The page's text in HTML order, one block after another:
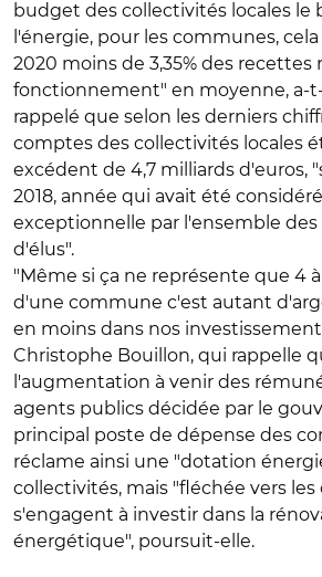
budget des collectivités locales le
l'énergie, pour les communes,
2020 moins de 3,35% des recettes
fonctionnement" en moyenne, a-
rappelé que selon les derniers
comptes des collectivités locales
excédent de 4,7 milliards d'euros,
2018, année qui avait été
exceptionnelle par l'ensemble des
d'élus".
"Même si ça ne représente que 4
d'une commune c'est autant
en moins dans nos
Christophe Bouillon, qui rappelle
l'augmentation à venir des
agents publics décidée par le
principal poste de dépense des
réclame ainsi une "dotation
collectivités, mais "fléchée vers
s'engagent à investir dans la
énergétique", poursuit-elle.